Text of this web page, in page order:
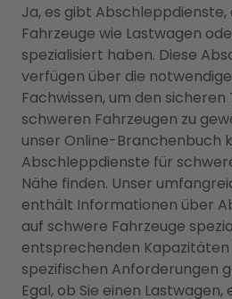
Ja, es gibt
Fahrzeuge wie Lastwagen
spezialisiert haben. Diese
verfügen über die
Fachwissen, um den
schweren Fahrzeugen zu
unser Online-Branchenbuch
Abschleppdienste für
Nähe finden. Unser
enthält Informationen über
auf schwere Fahrzeuge
entsprechenden Kapazitäten
spezifischen Anforderungen
Egal, ob Sie einen